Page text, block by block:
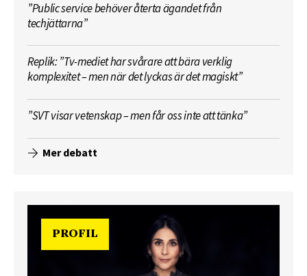
”Public service behöver återta ägandet från
techjättarna”
Replik: ”Tv-mediet har svårare att bära verklig
komplexitet – men när det lyckas är det magiskt”
”SVT visar vetenskap – men får oss inte att tänka”
Mer debatt
PROFIL